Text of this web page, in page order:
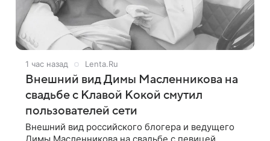
1 час назад Lenta.Ru
Внешний вид Димы Масленникова на
свадьбе с Клавой Кокой смутил
пользователей сети
Внешний вид российского блогера и ведущего